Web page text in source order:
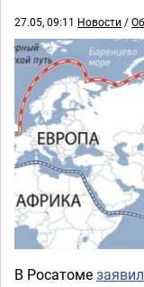
27.05, 09:11 Новости /
В Росатоме